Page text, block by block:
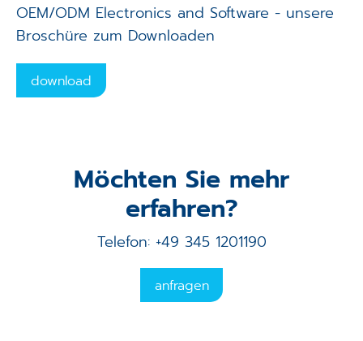
OEM/ODM Electronics and Software - unsere
Broschüre zum Downloaden
download
Möchten Sie mehr
erfahren?
Telefon: +49 345 1201190
anfragen